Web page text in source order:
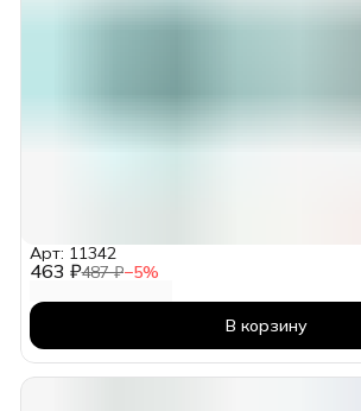
463 ₽487 ₽−5%
Арт: 11342
В корзину